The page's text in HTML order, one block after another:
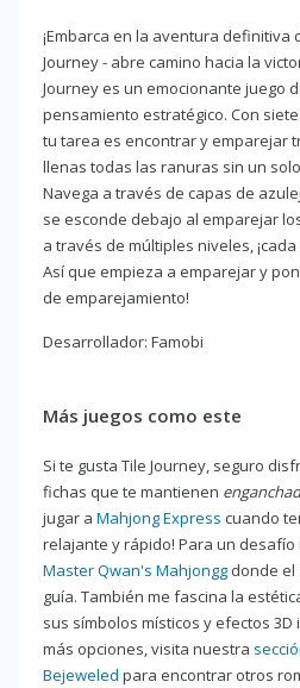
¡Embarca en la aventura definitiva
Journey - abre camino hacia la
Journey es un emocionante juego
pensamiento estratégico. Con
tu tarea es encontrar y emparejar
llenas todas las ranuras sin un
Navega a través de capas de
se esconde debajo al emparejar
a través de múltiples niveles,
Así que empieza a emparejar y
de emparejamiento!
Desarrollador: Famobi
Más juegos como este
Si te gusta Tile Journey, seguro
fichas que te mantienen
jugar a Mahjong Express cuando
relajante y rápido! Para un
Master Qwan's Mahjongg donde el
guía. También me fascina la
sus símbolos místicos y efectos
más opciones, visita nuestra
Bejeweled para encontrar otros